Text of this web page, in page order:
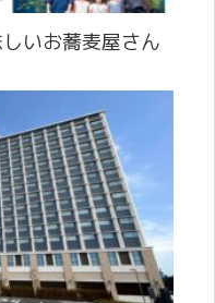
いお蕎麦屋さん